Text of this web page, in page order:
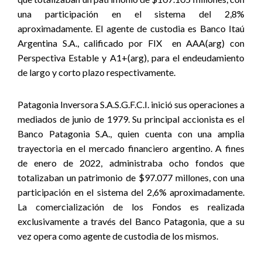
una participación en el sistema del 2,8%
aproximadamente. El agente de custodia es Banco Itaú
Argentina S.A., calificado por FIX en AAA(arg) con
Perspectiva Estable y A1+(arg), para el endeudamiento
de largo y corto plazo respectivamente.
Patagonia Inversora S.A.S.G.F.C.I. inició sus operaciones a
mediados de junio de 1979. Su principal accionista es el
Banco Patagonia S.A., quien cuenta con una amplia
trayectoria en el mercado financiero argentino. A fines
de enero de 2022, administraba ocho fondos que
totalizaban un patrimonio de $97.077 millones, con una
participación en el sistema del 2,6% aproximadamente.
La comercialización de los Fondos es realizada
exclusivamente a través del Banco Patagonia, que a su
vez opera como agente de custodia de los mismos.